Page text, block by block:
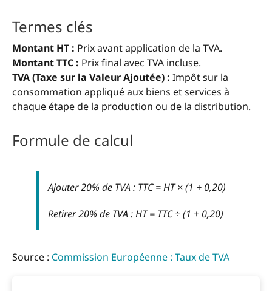
Termes clés
Montant HT : Prix avant application de la TVA.
Montant TTC : Prix final avec TVA incluse.
TVA (Taxe sur la Valeur Ajoutée) : Impôt sur la
consommation appliqué aux biens et services à
chaque étape de la production ou de la distribution.
Formule de calcul
Ajouter 20% de TVA : TTC = HT × (1 + 0,20)
Retirer 20% de TVA : HT = TTC ÷ (1 + 0,20)
Source : Commission Européenne : Taux de TVA